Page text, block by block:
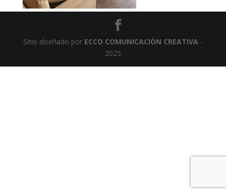
Sitio diseñado por ECCO COMUNICACIÓN CREATIVA-
2025